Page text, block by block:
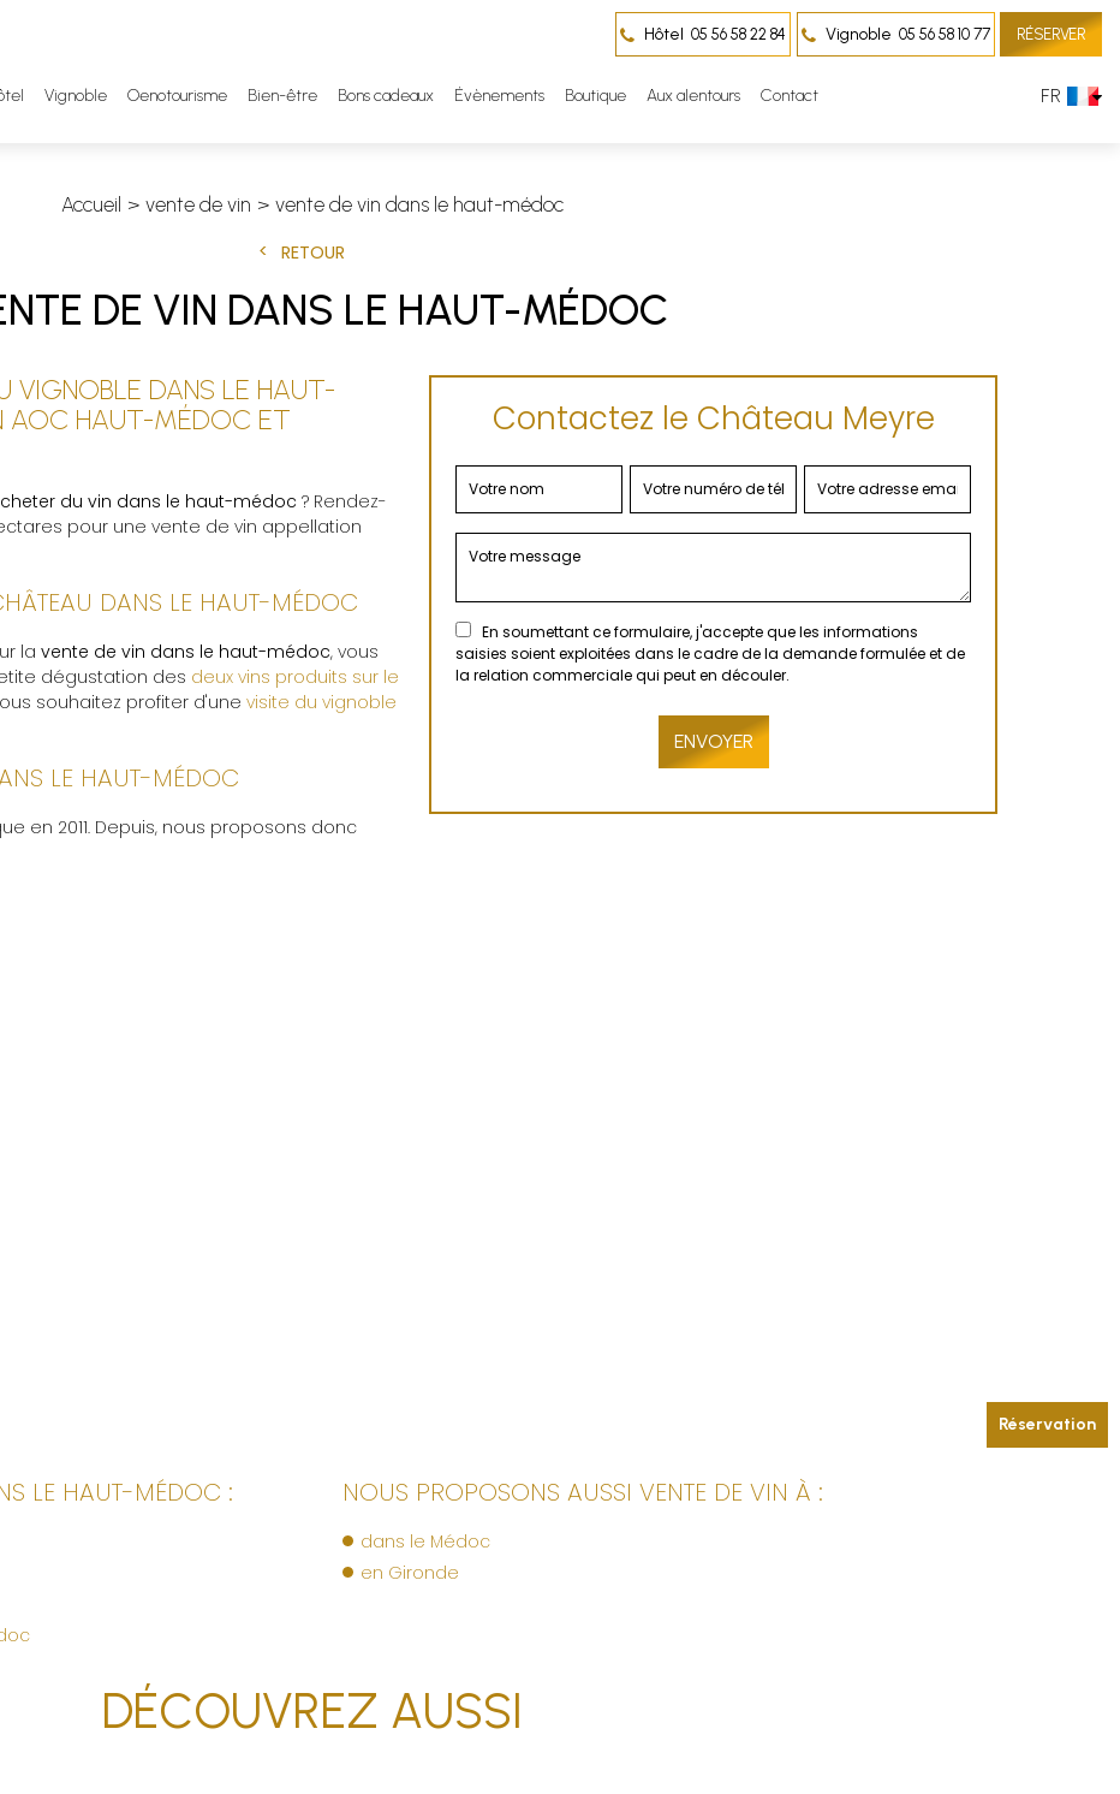
Vignoble Oenotourisme Bien-être Bons cadeaux Évènements Boutique Aux alentours Contact
Hôtel 05 56 58 22 84 Vignoble 05 56 58 10 77 RÉSERVER
FR
Accueil vente de vin
vente de vin dans le haut-médoc
RETOUR
DE VIN DANS LE HAUT-MÉDOC
VIGNOBLE DANS LE HAUT-
AOC HAUT-MÉDOC ET
du vin dans le haut-médoc ? Rendez-
pour une vente de vin appellation
DANS LE HAUT-MÉDOC
la vente de vin dans le haut-médoc, vous
dégustation des deux vins produits sur le
souhaitez profiter d'une visite du vignoble
LE HAUT-MÉDOC
en 2011. Depuis, nous proposons donc
Contactez le Château Meyre
En soumettant ce formulaire, j'accepte que les informations
saisies soient exploitées dans le cadre de la demande formulée et de
la relation commerciale qui peut en découler.
LE HAUT-MÉDOC : NOUS PROPOSONS AUSSI VENTE DE VIN À :
dans le Médoc
en Gironde
DÉCOUVREZ AUSSI
Réservation